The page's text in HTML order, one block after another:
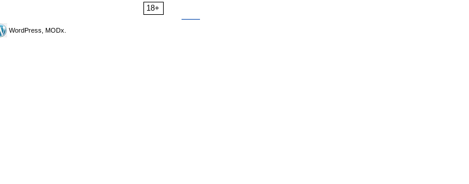
18+
WordPress, MODx.